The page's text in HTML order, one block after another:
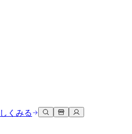
くみる